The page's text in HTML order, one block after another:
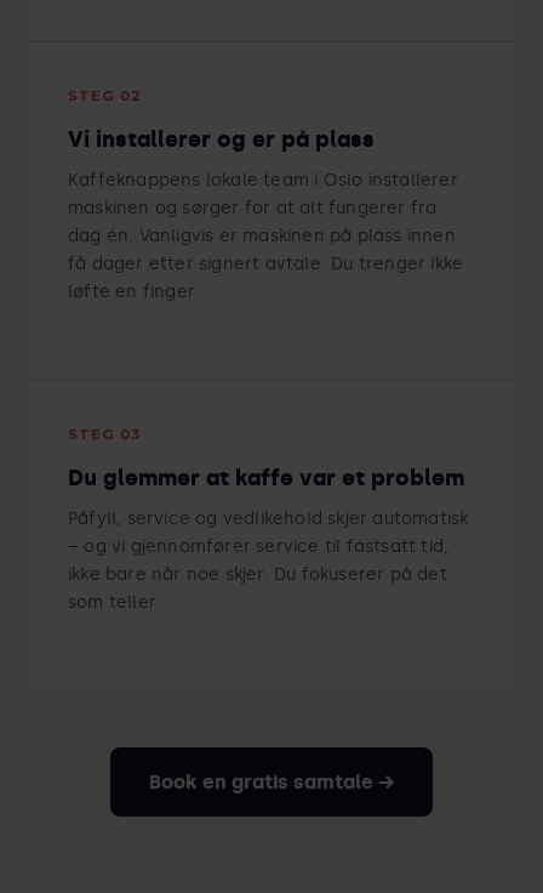
STEG 02
Vi installerer og er på plass
Kaffeknappens lokale team i Oslo installerer
maskinen og sørger for at alt fungerer fra
dag én. Vanligvis er maskinen på plass innen
få dager etter signert avtale. Du trenger ikke
løfte en finger.
STEG 03
Du glemmer at kaffe var et problem
Påfyll, service og vedlikehold skjer automatisk
– og vi gjennomfører service til fastsatt tid,
ikke bare når noe skjer. Du fokuserer på det
som teller.
Book en gratis samtale →